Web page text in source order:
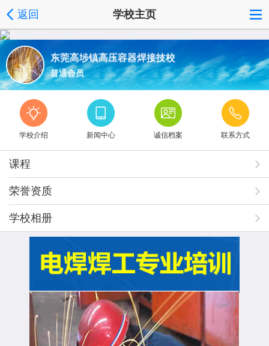
返回 学校主页
东莞高埗镇高压容器焊接技校
普通会员
学校介绍 新闻中心 诚信档案 联系方式
课程
荣誉资质
学校相册